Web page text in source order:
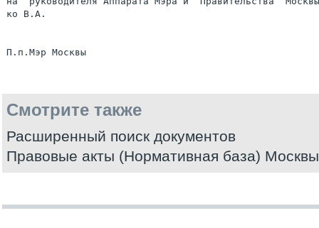
ко В.А.
Смотрите также
Расширенный поиск документов
Правовые акты (Нормативная база) Москвы